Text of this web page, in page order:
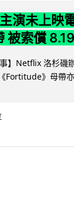
演未上映
被索償
】Netflix 洛杉磯
Fortitude》母帶